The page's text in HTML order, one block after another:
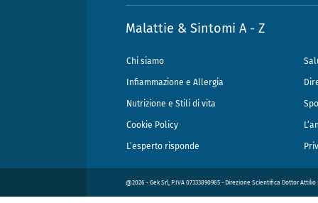
Malattie & Sintomi A - Z
Chi siamo
Infiammazione e Allergia
Nutrizione e Stili di vita
Cookie Policy
L’esperto risponde
@2026 - Gek Srl, P.IVA 07333890965 - Direzione Scientifica Dottor